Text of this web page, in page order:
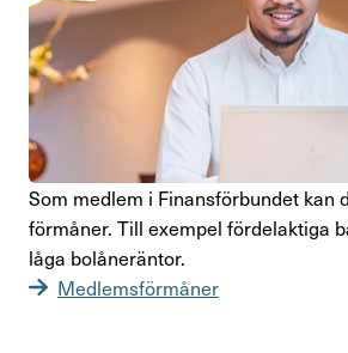
Som medlem i Finans­för­bundet kan
förmåner. Till exempel fördel­ak­tiga
låga bolå­ne­räntor.
Medlemsförmåner